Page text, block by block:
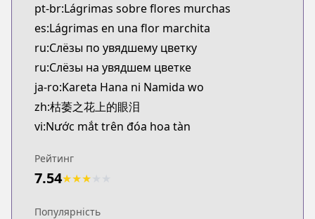
pt-br:Lágrimas sobre flores murchas
es:Lágrimas en una flor marchita
ru:Слёзы по увядшему цветку
ru:Слёзы на увядшем цветке
ja-ro:Kareta Hana ni Namida wo
zh:枯萎之花上的眼泪
vi:Nước mắt trên đóa hoa tàn
Рейтинг
7.54★★★
Популярність